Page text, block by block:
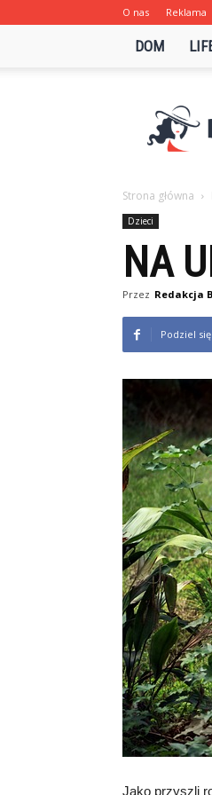
O nas Reklama
DOM
Strona główna
Dzieci
NA
Przez Redakcja
Podziel
Jako przyszli